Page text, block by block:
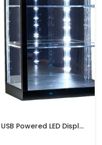
Showcase 3-Tier Collectible USB Powered LED Display Case With Top & Front Lighting 2024 Model - VITRINA CON LUZ LED